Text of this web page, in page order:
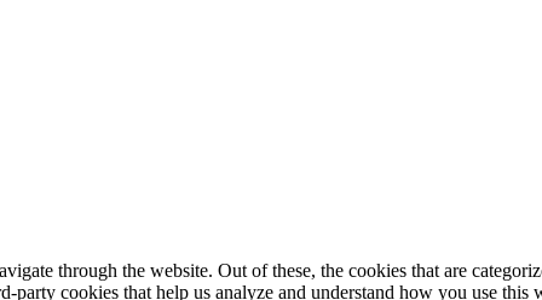
through the website. Out of these, the cookies that are
cookies that help us analyze and understand how you use